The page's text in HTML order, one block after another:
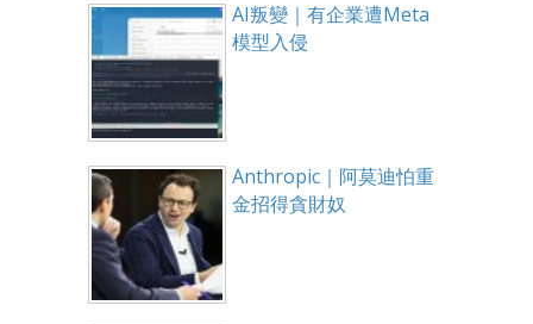
AI叛變｜有企業遭Meta
模型入侵
Anthropic｜阿莫迪怕重
金招得貪財奴